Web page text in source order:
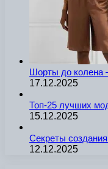
Шорты до колена
17.12.2025
Топ-25 лучших
15.12.2025
Секреты создания
12.12.2025